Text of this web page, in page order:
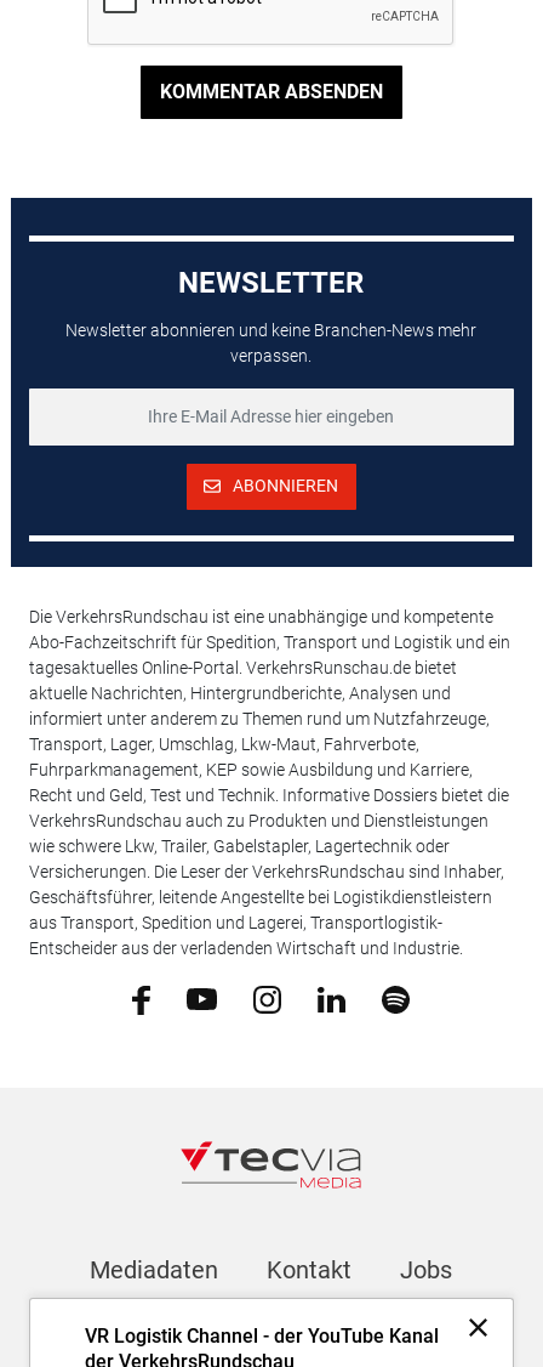
KOMMENTAR ABSENDEN
VR Logistik Channel - der YouTube Kanal
der VerkehrsRundschau
NEWSLETTER
Newsletter abonnieren und keine Branchen-News mehr
verpassen.
ABONNIEREN
Die VerkehrsRundschau ist eine unabhängige und kompetente
Abo-Fachzeitschrift für Spedition, Transport und Logistik und ein
tagesaktuelles Online-Portal. VerkehrsRunschau.de bietet
aktuelle Nachrichten, Hintergrundberichte, Analysen und
informiert unter anderem zu Themen rund um Nutzfahrzeuge,
Transport, Lager, Umschlag, Lkw-Maut, Fahrverbote,
Fuhrparkmanagement, KEP sowie Ausbildung und Karriere,
Recht und Geld, Test und Technik. Informative Dossiers bietet die
VerkehrsRundschau auch zu Produkten und Dienstleistungen
wie schwere Lkw, Trailer, Gabelstapler, Lagertechnik oder
Versicherungen. Die Leser der VerkehrsRundschau sind Inhaber,
Geschäftsführer, leitende Angestellte bei Logistikdienstleistern
aus Transport, Spedition und Lagerei, Transportlogistik-
Entscheider aus der verladenden Wirtschaft und Industrie.
Mediadaten Kontakt Jobs
Newsletter